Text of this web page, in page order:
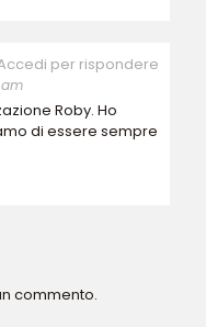
Roby. Ho
di essere sempre
per rispondere
commento.